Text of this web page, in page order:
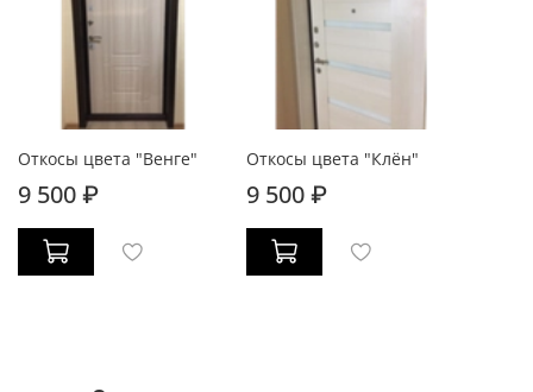
Откосы цвета "Венге"
9 500 ₽
Откосы цвета "Клён"
9 500 ₽